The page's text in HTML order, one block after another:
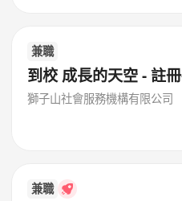
兼職
到校 成長的天空 - 註
獅子山社會服務機構有限公司
兼職